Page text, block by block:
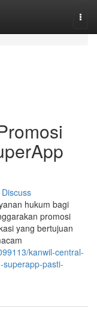
Discuss
hukum bagi
promosi
yang bertujuan
kanwil-central-
superapp-pasti-